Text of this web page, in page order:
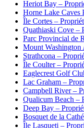
Heriot Bay –
Horne Lake Caves
Île Cortes –
Quathiaski Cove –
Parc Provincial de
Mount Washington
Strathcona –
Île Coulter –
Eaglecrest Golf
Lac Graham –
Campbell River –
Qualicum Beach –
Deep Bay –
Bosquet de la
Île Lasqueti –